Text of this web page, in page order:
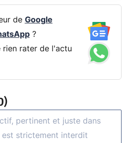
de Google
?
rien rater de l'actu